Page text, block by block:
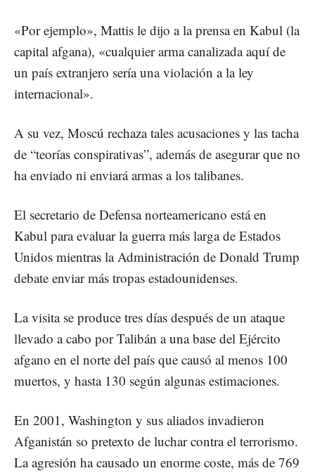
«Por ejemplo», Mattis le dijo a la prensa en Kabul (la
capital afgana), «cualquier arma canalizada aquí de
un país extranjero sería una violación a la ley
internacional».
A su vez, Moscú rechaza tales acusaciones y las tacha
de “teorías conspirativas”, además de asegurar que no
ha enviado ni enviará armas a los talibanes.
El secretario de Defensa norteamericano está en
Kabul para evaluar la guerra más larga de Estados
Unidos mientras la Administración de Donald Trump
debate enviar más tropas estadounidenses.
La visita se produce tres días después de un ataque
llevado a cabo por Talibán a una base del Ejército
afgano en el norte del país que causó al menos 100
muertos, y hasta 130 según algunas estimaciones.
En 2001, Washington y sus aliados invadieron
Afganistán so pretexto de luchar contra el terrorismo.
La agresión ha causado un enorme coste, más de 769